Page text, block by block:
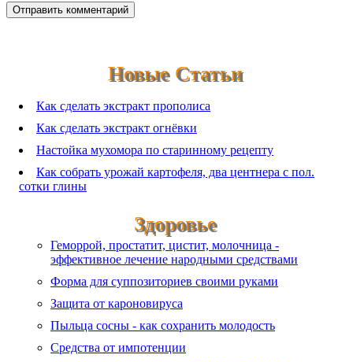
Новые Статьи
Как сделать экстракт прополиса
Как сделать экстракт огнёвки
Настойка мухомора по старинному рецепту
Как собрать урожай картофеля, два центнера с пол.
сотки глины
Здоровье
Геморрой, простатит, цистит, молочница -
эффективное лечение народными средствами
Форма для суппозиториев своими руками
Защита от кароновируса
Пыльца сосны - как сохранить молодость
Средства от импотенции